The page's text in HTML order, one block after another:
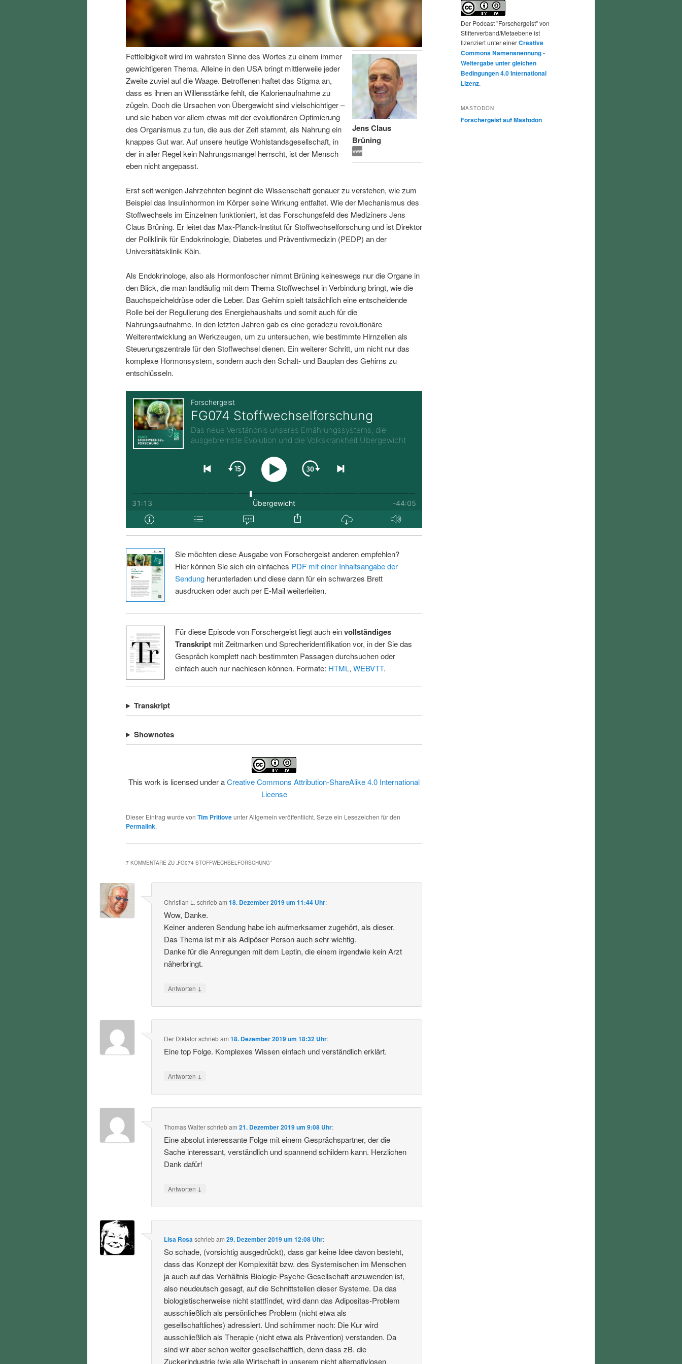
n
t
s
p
r
i
g
e
n
n
h
a
l
t
s
p
i
n
g
e
Jens Claus
Brüning
Fettleibigkeit wird im wahrsten Sinne des Wortes zu einem immer
gewichtigeren Thema. Alleine in den USA bringt mittlerweile jeder
Zweite zuviel auf die Waage. Betroffenen haftet das Stigma an,
dass es ihnen an Willensstärke fehlt, die Kalorienaufnahme zu
zügeln. Doch die Ursachen von Übergewicht sind vielschichtiger –
und sie haben vor allem etwas mit der evolutionären Optimierung
des Organismus zu tun, die aus der Zeit stammt, als Nahrung ein
knappes Gut war. Auf unsere heutige Wohlstandsgesellschaft, in
der in aller Regel kein Nahrungsmangel herrscht, ist der Mensch
eben nicht angepasst.
Erst seit wenigen Jahrzehnten beginnt die Wissenschaft genauer zu verstehen, wie zum
Beispiel das Insulinhormon im Körper seine Wirkung entfaltet. Wie der Mechanismus des
Stoffwechsels im Einzelnen funktioniert, ist das Forschungsfeld des Mediziners Jens
Claus Brüning. Er leitet das Max-Planck-Institut für Stoffwechselforschung und ist Direktor
der Poliklinik für Endokrinologie, Diabetes und Präventivmedizin (PEDP) an der
Universitätsklinik Köln.
Als Endokrinologe, also als Hormonfoscher nimmt Brüning keineswegs nur die Organe in
den Blick, die man landläufig mit dem Thema Stoffwechsel in Verbindung bringt, wie die
Bauchspeicheldrüse oder die Leber. Das Gehirn spielt tatsächlich eine entscheidende
Rolle bei der Regulierung des Energiehaushalts und somit auch für die
Nahrungsaufnahme. In den letzten Jahren gab es eine geradezu revolutionäre
Weiterentwicklung an Werkzeugen, um zu untersuchen, wie bestimmte Hirnzellen als
Steuerungszentrale für den Stoffwechsel dienen. Ein weiterer Schritt, um nicht nur das
komplexe Hormonsystem, sondern auch den Schalt- und Bauplan des Gehirns zu
entschlüsseln.
Sie möchten diese Ausgabe von Forschergeist anderen empfehlen?
Hier können Sie sich ein einfaches PDF mit einer Inhaltsangabe der
Sendungherunterladen und diese dann für ein schwarzes Brett
ausdrucken oder auch per E-Mail weiterleiten.
Für diese Episode von Forschergeist liegt auch einvollständiges
Transkriptmit Zeitmarken und Sprecheridentifikation vor, in der Sie das
Gespräch komplett nach bestimmten Passagen durchsuchen oder
einfach auch nur nachlesen können. Formate: HTML, WEBVTT.
Transkript
Shownotes
This work is licensed under aCreative Commons Attribution-ShareAlike 4.0 International
License
Dieser Eintrag wurde von Tim Pritloveunter Allgemein veröffentlicht. Setze ein Lesezeichen für den
Permalink.
7 KOMMENTARE ZU „FG074 STOFFWECHSELFORSCHUNG“
Christian L. schriebam18. Dezember 2019 um 11:44 Uhr:
Wow, Danke.
Keiner anderen Sendung habe ich aufmerksamer zugehört, als dieser.
Das Thema ist mir als Adipöser Person auch sehr wichtig.
Danke für die Anregungen mit dem Leptin, die einem irgendwie kein Arzt
näherbringt.
Antworten ↓
Der Diktatorschriebam18. Dezember 2019 um 18:32 Uhr:
Eine top Folge. Komplexes Wissen einfach und verständlich erklärt.
Antworten ↓
Thomas Walterschriebam21. Dezember 2019 um 9:08 Uhr:
Eine absolut interessante Folge mit einem Gesprächspartner, der die
Sache interessant, verständlich und spannend schildern kann. Herzlichen
Dank dafür!
Antworten ↓
Lisa Rosaschriebam29. Dezember 2019 um 12:08 Uhr:
So schade, (vorsichtig ausgedrückt), dass gar keine Idee davon besteht,
dass das Konzept der Komplexität bzw. des Systemischen im Menschen
ja auch auf das Verhältnis Biologie-Psyche-Gesellschaft anzuwenden ist,
also neudeutsch gesagt, auf die Schnittstellen dieser Systeme. Da das
biologistischerweise nicht stattfindet, wird dann das Adipositas-Problem
ausschließlich als persönliches Problem (nicht etwa als
gesellschaftliches) adressiert. Und schlimmer noch: Die Kur wird
ausschließlich als Therapie (nicht etwa als Prävention) verstanden. Da
sind wir aber schon weiter gesellschaftlich, denn dass zB. die
Zuckerindustrie (wie alle Wirtschaft in unserem nicht alternativlosen
Der Podcast "Forschergeist" von
Stifterverband/Metaebene ist
lizenziert unter einerCreative
Commons Namensnennung -
Weitergabe unter gleichen
Bedingungen 4.0 International
Lizenz.
MASTODON
Forschergeist auf Mastodon